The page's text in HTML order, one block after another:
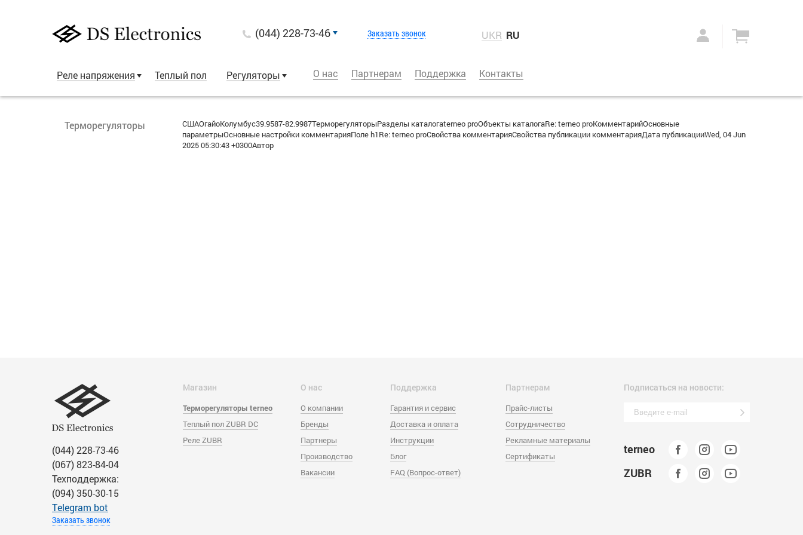
(044) 228-73-46 Заказать звонок UKR RU
Реле напряжения Теплый пол Регуляторы О нас Партнерам Поддержка Контакты
Терморегуляторы
СШАОгайоКолумбус39.9587-82.9987ТерморегуляторыРазделы каталогаterneo proОбъекты каталогаRe: terneo proКомментарийОсновные
параметрыОсновные настройки комментарияПоле h1Re: terneo proСвойства комментарияСвойства публикации комментарияДата публикацииWed, 04 Jun
2025 05:30:43 +0300Автор
(044) 228-73-46
(067) 823-84-04
Техподдержка:
(094) 350-30-15
Тelegram bot
Заказать звонок
Магазин
Терморегуляторы terneo
Теплый пол ZUBR DC
Реле ZUBR
О нас
О компании
Бренды
Партнеры
Производство
Вакансии
Поддержка
Гарантия и сервис
Доставка и оплата
Инструкции
Блог
FAQ (Вопрос-ответ)
Партнерам
Прайс-листы
Сотрудничество
Рекламные материалы
Сертификаты
Подписаться на новости:
terneo
ZUBR